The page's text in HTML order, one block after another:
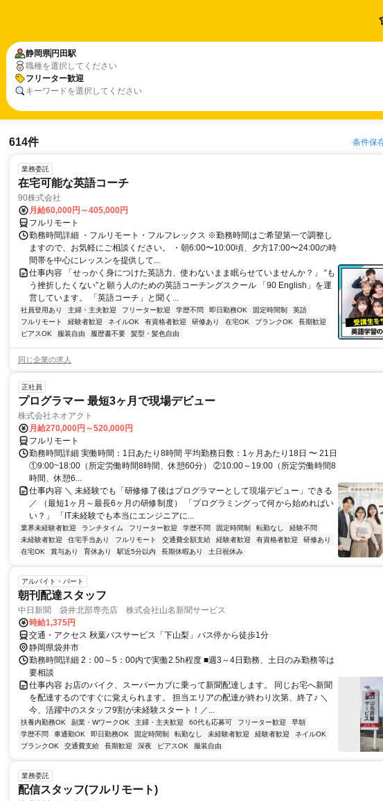
静岡県 円田駅
職種を選択してください
フリーター歓迎
キーワードを選択してください
614件 条件保
業務委託
在宅可能な英語コーチ
90株式会社
月給60,000円～405,000円
フルリモート
勤務時間詳細 ・フルリモート・フルフレックス ※勤務時間はご希望第一で調整し
ますので、お気軽にご相談ください。 ・朝6:00〜10:00頃、夕方17:00〜24:00の時
間帯を中心にレッスンを提供して...
仕事内容 「せっかく身につけた英語力、使わないまま眠らせていませんか？」 “も
う挫折したくない”と願う人のための英語コーチングスクール 「90 English」を運
営しています。 「英語コーチ」と聞く...
社員登用あり 主婦・主夫歓迎 フリーター歓迎 学歴不問 即日勤務OK 固定時間制
英語
フルリモート
経験者歓迎 ネイルOK 有資格者歓迎 研修あり 在宅OK ブランクOK
長期歓迎
ピアスOK
服装自由 履歴書不要 髪型・髪色自由
同じ企業の求人
正社員
プログラマー 最短3ヶ月で現場デビュー
株式会社ネオアクト
月給270,000円～520,000円
フルリモート
勤務時間詳細 実働時間：1日あたり8時間 平均勤務日数：1ヶ月あたり18日 〜 21日
①9:00~18:00（所定労働時間8時間、休憩60分） ②10:00～19:00（所定労働時間8
時間、休憩6...
仕事内容 ＼ 未経験でも「研修修了後はプログラマーとして現場デビュー」できる
／ （最短1ヶ月～最長6ヶ月の研修制度） 「プログラミングって何から始めればい
い？」 「IT未経験でも本当にエンジニアに...
業界未経験者歓迎 ランチタイム フリーター歓迎 学歴不問 固定時間制 転勤なし
経験不問
未経験者歓迎
住宅手当あり フルリモート 交通費全額支給 経験者歓迎 有資格者歓迎
研修あり
在宅OK
賞与あり 育休あり 駅近5分以内 長期休暇あり 土日祝休み
アルバイト・パート
朝刊配達スタッフ
中日新聞 袋井北部専売店 株式会社山名新聞サービス
時給1,375円
交通・アクセス 秋葉バスサービス「下山梨」バス停から徒歩1分
静岡県袋井市
勤務時間詳細 2：00～5：00内で実働2.5h程度 ■週3～4日勤務、土日のみ勤務等は
要相談
仕事内容 お店のバイク、スーパーカブに乗って新聞配達します。 同じお宅へ新聞
を配達するのですぐに覚えられます。 担当エリアの配達が終わり次第、終了♪ ＼
今、活躍中のスタッフ9割が未経験スタート！／...
扶養内勤務OK 副業・WワークOK 主婦・主夫歓迎 60代も応募可 フリーター歓迎
早朝
学歴不問
車通勤OK 即日勤務OK 固定時間制 転勤なし 未経験者歓迎 経験者歓迎
ネイルOK
ブランクOK
交通費支給 長期歓迎 深夜 ピアスOK 服装自由
業務委託
配信スタッフ(フルリモート)